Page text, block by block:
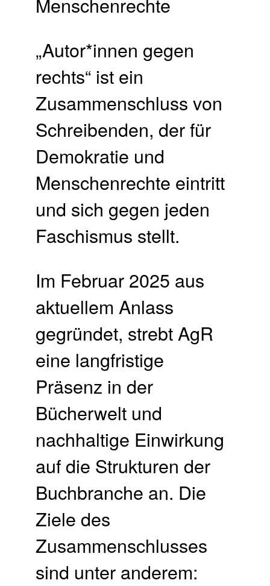
„Autor*innen gegen
rechts“ ist ein
Zusammenschluss von
Schreibenden, der für
Demokratie und
Menschenrechte eintritt
und sich gegen jeden
Faschismus stellt.
Im Februar 2025 aus
aktuellem Anlass
gegründet, strebt AgR
eine langfristige
Präsenz in der
Bücherwelt und
nachhaltige Einwirkung
auf die Strukturen der
Buchbranche an. Die
Ziele des
Zusammenschlusses
sind unter anderem: